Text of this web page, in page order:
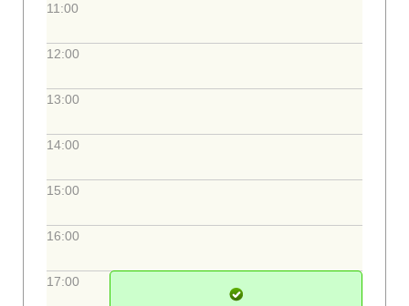
11:00
12:00
13:00
14:00
15:00
16:00
17:00